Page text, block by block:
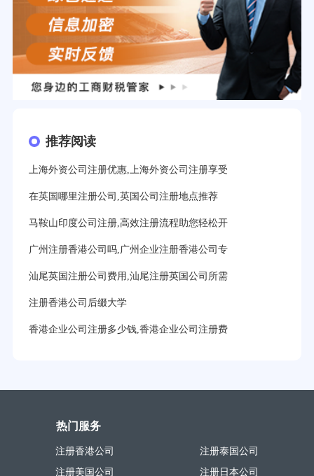
推荐阅读
上海外资公司注册优惠,上海外资公司注册享受
在英国哪里注册公司,英国公司注册地点推荐
马鞍山印度公司注册,高效注册流程助您轻松开
广州注册香港公司吗,广州企业注册香港公司专
汕尾英国注册公司费用,汕尾注册英国公司所需
注册香港公司后缀大学
香港企业公司注册多少钱,香港企业公司注册费
热门服务
注册香港公司
注册美国公司
注册泰国公司
注册日本公司